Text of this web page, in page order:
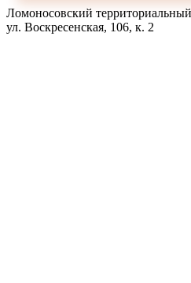
Ломоносовский
ул. Воскресенская, 106, к. 2